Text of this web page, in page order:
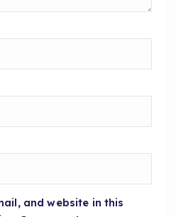
and website in this